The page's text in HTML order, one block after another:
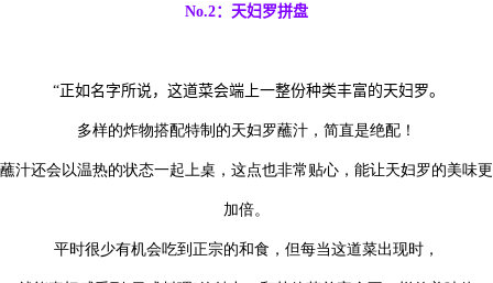
No.2：天妇罗拼盘
“正如名字所说，这道菜会端上一整份种类丰富的天妇罗。
多样的炸物搭配特制的天妇罗蘸汁，简直是绝配！
蘸汁还会以温热的状态一起上桌，这点也非常贴心，能让天妇罗的美味更
加倍。
平时很少有机会吃到正宗的和食，但每当这道菜出现时，